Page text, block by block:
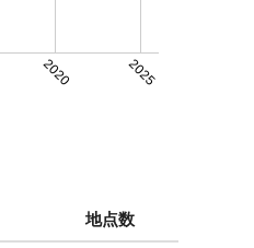
2020 2025
地点数